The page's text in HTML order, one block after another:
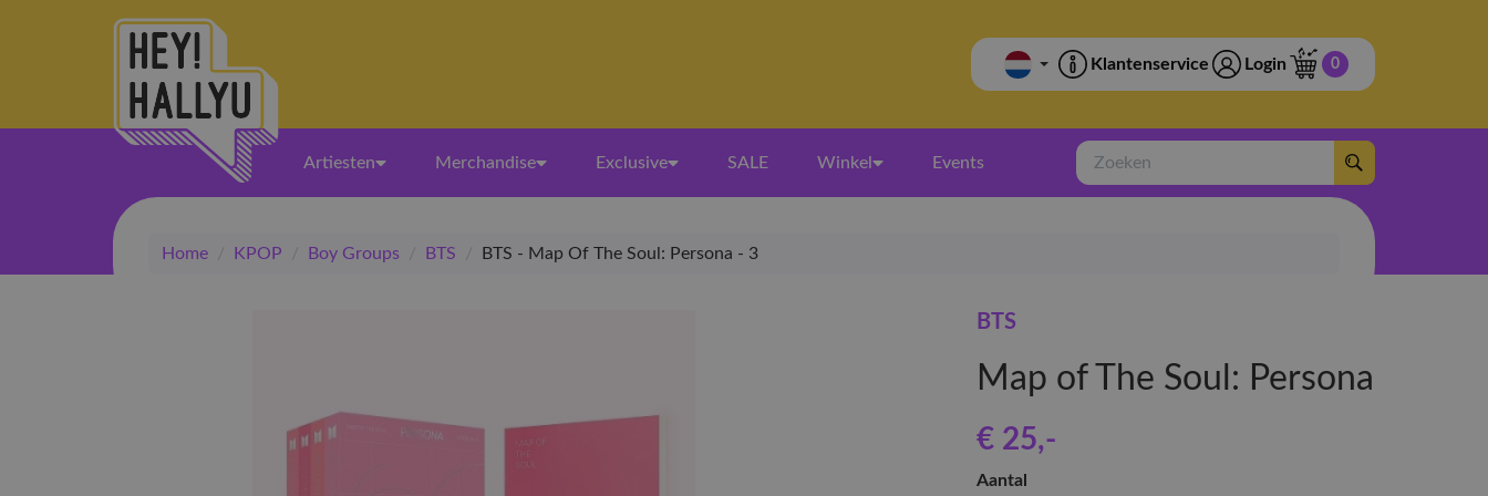
Klantenservice Login 0
Artiesten Merchandise Exclusive SALE Winkel Events
Zoeken
Home / KPOP / Boy Groups / BTS / BTS - Map Of The Soul: Persona - 3
BTS
Map of The Soul: Persona
€ 25,-
Aantal